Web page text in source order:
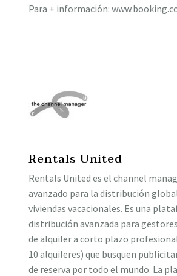
Para + información:
Rentals United
Rentals United es el channel
avanzado para la distribución
viviendas vacacionales. Es una
distribución avanzada para
de alquiler a corto plazo
10 alquileres) que busquen
de reserva por todo el mundo. La